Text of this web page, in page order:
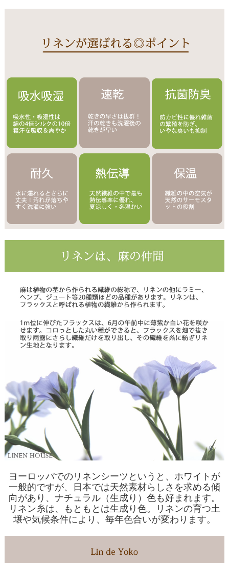
ヨーロッパでのリネンシーツというと、ホワイトが
一般的ですが、日本では天然素材らしさを求める傾
向があり、ナチュラル（生成り）色も好まれます。
リネン糸は、もともとは生成り色。リネンの育つ土
壌や気候条件により、毎年色合いが変わります。